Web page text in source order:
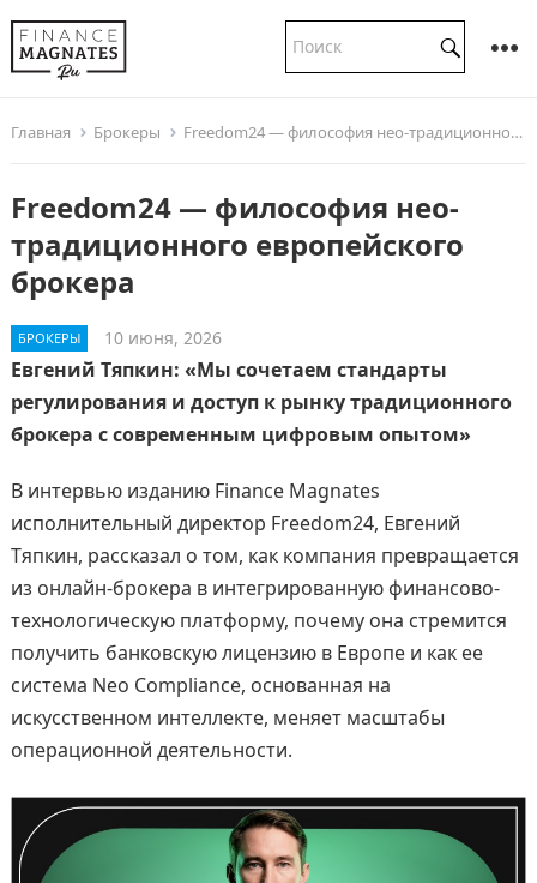
Главная Брокеры Freedom24 — философия нео-традиционного европейского брокера
Freedom24 — философия нео-
традиционного европейского
брокера
БРОКЕРЫ 10 июня, 2026
Евгений Тяпкин: «Мы сочетаем стандарты
регулирования и доступ к рынку традиционного
брокера с современным цифровым опытом»
В интервью изданию Finance Magnates
исполнительный директор Freedom24, Евгений
Тяпкин, рассказал о том, как компания превращается
из онлайн-брокера в интегрированную финансово-
технологическую платформу, почему она стремится
получить банковскую лицензию в Европе и как ее
система Neo Compliance, основанная на
искусственном интеллекте, меняет масштабы
операционной деятельности.